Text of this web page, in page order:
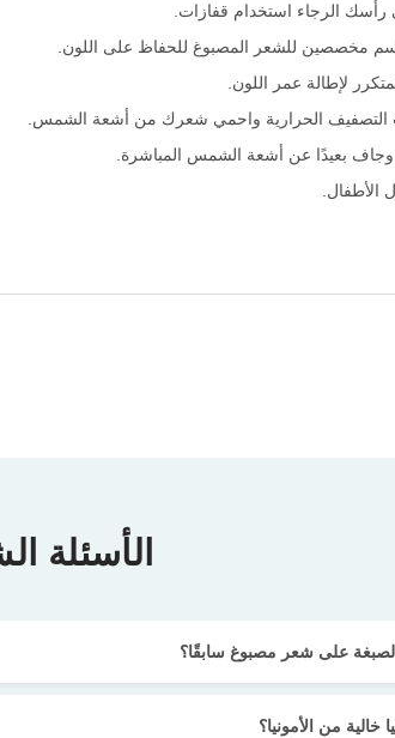
الرجاء استخدام قفازات.
مخصصين للشعر المصبوغ للحفاظ على اللون.
لإطالة عمر اللون.
التصفيف الحرارية واحمي شعرك من أشعة الشمس.
بعيدًا عن أشعة الشمس المباشرة.
الأطفال.
الأسئلة
على شعر مصبوغ سابقًا؟
خالية من الأمونيا؟